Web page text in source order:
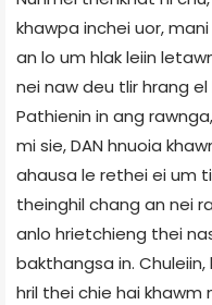
khawpa inchei uor,
an lo um hlak leiin
nei naw deu tlir hrang
Pathienin in ang
mi sie, DAN hnuoia
ahausa le rethei ei um
theinghil chang an nei
anlo hrietchieng thei
bakthangsa in.
hril thei chie hai khawm